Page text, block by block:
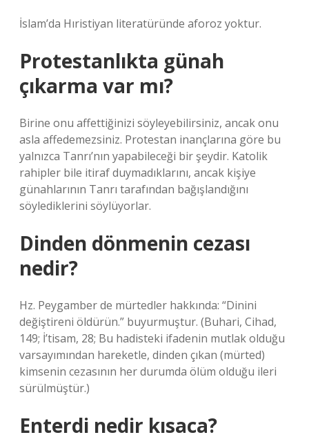
İslam’da Hıristiyan literatüründe aforoz yoktur.
Protestanlıkta günah
çıkarma var mı?
Birine onu affettiğinizi söyleyebilirsiniz, ancak onu
asla affedemezsiniz. Protestan inançlarına göre bu
yalnızca Tanrı’nın yapabileceği bir şeydir. Katolik
rahipler bile itiraf duymadıklarını, ancak kişiye
günahlarının Tanrı tarafından bağışlandığını
söylediklerini söylüyorlar.
Dinden dönmenin cezası
nedir?
Hz. Peygamber de mürtedler hakkında: “Dinini
değiştireni öldürün.” buyurmuştur. (Buhari, Cihad,
149; İ’tisam, 28; Bu hadisteki ifadenin mutlak olduğu
varsayımından hareketle, dinden çıkan (mürted)
kimsenin cezasının her durumda ölüm olduğu ileri
sürülmüştür.)
Enterdi nedir kısaca?